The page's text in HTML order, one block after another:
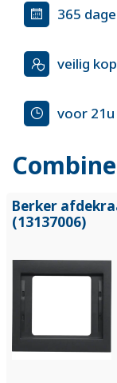
365
veilig
voor
Berker
(13137006)